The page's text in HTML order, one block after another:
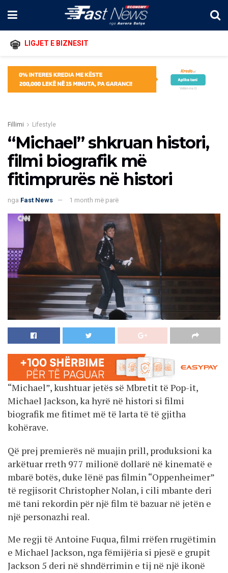
LIGJET E BIZNESIT
Fillimi Lifestyle
“Michael” shkruan histori,
filmi biografik më
fitimprurës në histori
nga Fast News 1 month më parë
“Michael”, kushtuar jetës së Mbretit të Pop-it,
Michael Jackson, ka hyrë në histori si filmi
biografik me fitimet më të larta të të gjitha
kohërave.
Që prej premierës në muajin prill, produksioni ka
arkëtuar rreth 977 milionë dollarë në kinematë e
mbarë botës, duke lënë pas filmin “Oppenheimer”
të regjisorit Christopher Nolan, i cili mbante deri
më tani rekordin për një film të bazuar në jetën e
një personazhi real.
Me regji të Antoine Fuqua, filmi rrëfen rrugëtimin
e Michael Jackson, nga fëmijëria si pjesë e grupit
Jackson 5 deri në shndërrimin e tij në një ikonë